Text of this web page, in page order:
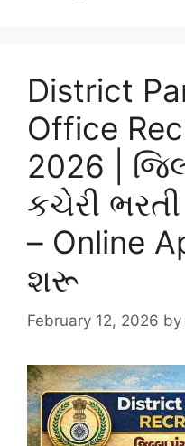
District
Office
2026 |
કચેરી
– Online
શરૂ
February 12, 2026 by